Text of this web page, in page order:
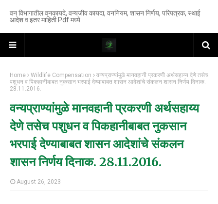
वन विभागातील वनकायदे, वन्यजीव कायदा, वननियम, शासन निर्णय, परिपत्रक, स्थाई
आदेश व इतर माहिती Pdf मध्ये
Home Wildlife Compensation
वन्यप्राण्यांमुळे मानवहानी प्रकरणी अर्थसहाय्य देणे तसेच
पशुधन व पिकहानीबाबत नुकसान भरपाई देण्याबाबत शासन आदेशांचे संकलन शासन निर्णय दिनाक.
28.11.2016.
वन्यप्राण्यांमुळे मानवहानी प्रकरणी अर्थसहाय्य
देणे तसेच पशुधन व पिकहानीबाबत नुकसान
भरपाई देण्याबाबत शासन आदेशांचे संकलन
शासन निर्णय दिनाक. 28.11.2016.
August 26, 2023